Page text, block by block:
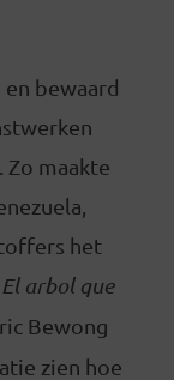
bewaard
maakte
het
arbol que
Bewong
zien hoe